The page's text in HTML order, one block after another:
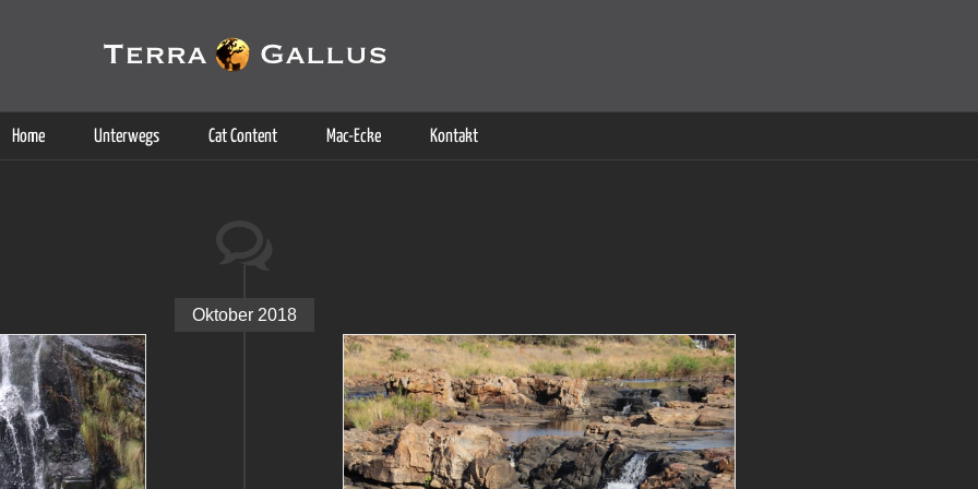
Home Unterwegs Cat Content Mac-Ecke Kontakt
Oktober 2018
Dienste. Durch die Nutzung dieser Webseite erklären Sie sich damit einverstanden, dass Cookies gesetzt werden.
Weitere Informationen